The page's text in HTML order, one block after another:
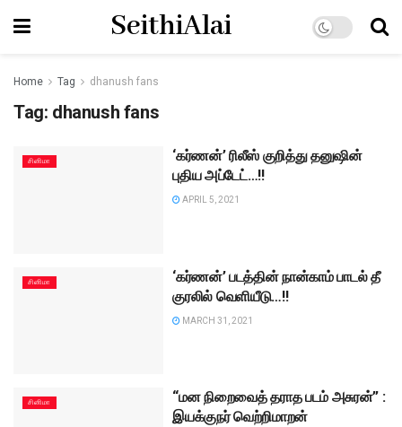
SeithiAlai
Home Tag dhanush fans
Tag: dhanush fans
சினிமா
‘கர்ணன்’ ரிலீஸ் குறித்து தனுஷின்
புதிய அப்டேட்…!!
APRIL 5, 2021
சினிமா
‘கர்ணன்’ படத்தின் நான்காம் பாடல் தீ
குரலில் வெளியீடு…!!
MARCH 31, 2021
சினிமா
“மன நிறைவைத் தராத படம் அசுரன்” :
இயக்குநர் வெற்றிமாறன்